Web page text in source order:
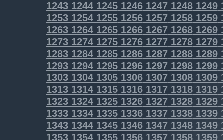
1243124412451246124712481249
1253125412551256125712581259
1263126412651266126712681269
1273127412751276127712781279
1283128412851286128712881289
1293129412951296129712981299
1303130413051306130713081309
1313131413151316131713181319
1323132413251326132713281329
1333133413351336133713381339
1343134413451346134713481349
1353135413551356135713581359